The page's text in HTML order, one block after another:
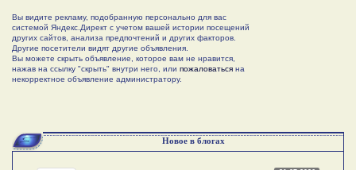
Вы видите рекламу, подобранную персонально для вас
системой Яндекс.Директ с учетом вашей истории посещений
других сайтов, анализа предпочтений и других факторов.
Другие посетители видят другие объявления.
Вы можете скрыть объявление, которое вам не нравится,
нажав на ссылку "скрыть" внутри него, или пожаловаться на
некорректное объявление администратору.
Новое в блогах